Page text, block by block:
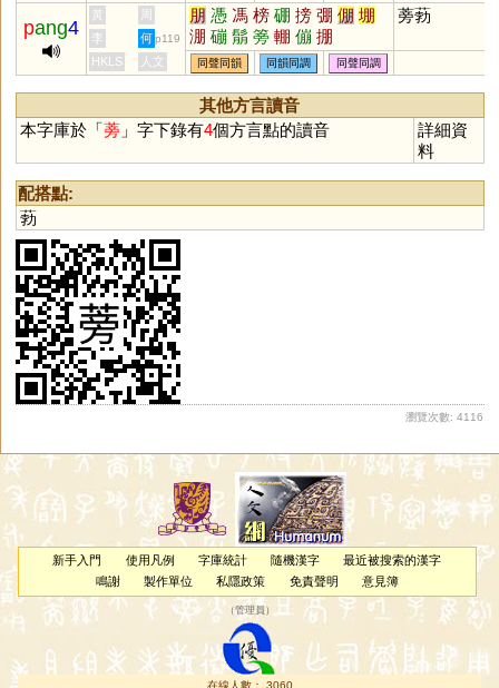
pang4
黃 周 朋 憑 馮 榜 硼 搒 弸 倗 堋
淜 磞 鬅 篣 輣 傰 掤
蒡葧
李 何 p119
HKLS 人文 同聲同韻 同韻同調 同聲同調
其他方言讀音
本字庫於「蒡」字下錄有4個方言點的讀音
詳細資
料
配搭點:
葧
瀏覽次數: 4116
新手入門 使用凡例 字庫統計 隨機漢字
最近被搜索的漢字
鳴謝
製作單位 私隱政策 免責聲明 意見簿
（管理員 ）
在線人數： 3060